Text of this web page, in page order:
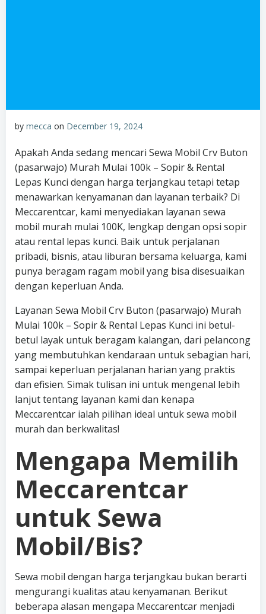
by mecca on December 19, 2024
Apakah Anda sedang mencari Sewa Mobil Crv Buton
(pasarwajo) Murah Mulai 100k – Sopir & Rental
Lepas Kunci dengan harga terjangkau tetapi tetap
menawarkan kenyamanan dan layanan terbaik? Di
Meccarentcar, kami menyediakan layanan sewa
mobil murah mulai 100K, lengkap dengan opsi sopir
atau rental lepas kunci. Baik untuk perjalanan
pribadi, bisnis, atau liburan bersama keluarga, kami
punya beragam ragam mobil yang bisa disesuaikan
dengan keperluan Anda.
Layanan Sewa Mobil Crv Buton (pasarwajo) Murah
Mulai 100k – Sopir & Rental Lepas Kunci ini betul-
betul layak untuk beragam kalangan, dari pelancong
yang membutuhkan kendaraan untuk sebagian hari,
sampai keperluan perjalanan harian yang praktis
dan efisien. Simak tulisan ini untuk mengenal lebih
lanjut tentang layanan kami dan kenapa
Meccarentcar ialah pilihan ideal untuk sewa mobil
murah dan berkwalitas!
Mengapa Memilih
Meccarentcar
untuk Sewa
Mobil/Bis?
Sewa mobil dengan harga terjangkau bukan berarti
mengurangi kualitas atau kenyamanan. Berikut
beberapa alasan mengapa Meccarentcar menjadi